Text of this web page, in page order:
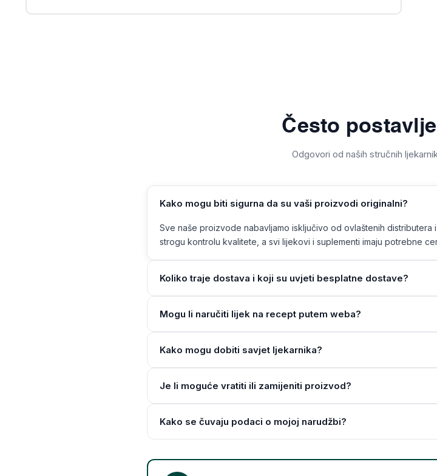
Često
Odgovori od naših stručnih
Kako mogu biti sigurna da su vaši proizvodi originalni?
Sve naše proizvode nabavljamo isključivo od ovlaštenih
strogu kontrolu kvalitete, a svi lijekovi i suplementi imaju potrebne
Koliko traje dostava i koji su uvjeti besplatne dostave?
Mogu li naručiti lijek na recept putem weba?
Kako mogu dobiti savjet ljekarnika?
Je li moguće vratiti ili zamijeniti proizvod?
Kako se čuvaju podaci o mojoj narudžbi?